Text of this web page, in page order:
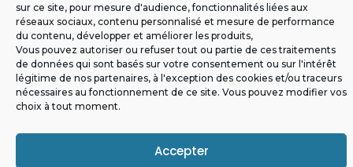
sur ce site, pour mesure d'audience, fonctionnalités liées aux
réseaux sociaux, contenu personnalisé et mesure de performance
du contenu, développer et améliorer les produits,
Vous pouvez autoriser ou refuser tout ou partie de ces traitements
de données qui sont basés sur votre consentement ou sur l'intérêt
légitime de nos partenaires, à l'exception des cookies et/ou traceurs
nécessaires au fonctionnement de ce site. Vous pouvez modifier vos
choix à tout moment.
Accepter
Mentions légales